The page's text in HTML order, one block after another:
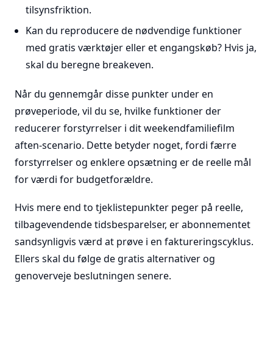
tilsynsfriktion.
Kan du reproducere de nødvendige funktioner
med gratis værktøjer eller et engangskøb? Hvis ja,
skal du beregne breakeven.
Når du gennemgår disse punkter under en
prøveperiode, vil du se, hvilke funktioner der
reducerer forstyrrelser i dit weekendfamiliefilm
aften-scenario. Dette betyder noget, fordi færre
forstyrrelser og enklere opsætning er de reelle mål
for værdi for budgetforældre.
Hvis mere end to tjeklistepunkter peger på reelle,
tilbagevendende tidsbesparelser, er abonnementet
sandsynligvis værd at prøve i en faktureringscyklus.
Ellers skal du følge de gratis alternativer og
genoverveje beslutningen senere.